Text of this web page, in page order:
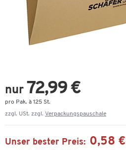
nur 72,99 €
pro Pak. à 125 St.
zzgl. USt. zzgl. Verpackungspauschale
Unser bester Preis: 0,58 €